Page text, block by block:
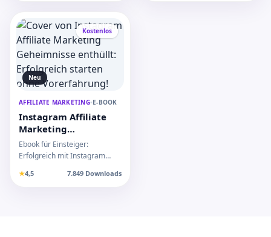
Kostenlos
Neu
AFFILIATE MARKETING•E-BOOK
Instagram Affiliate
Marketing
Geheimnisse enthüllt:
Erfolgreich starten
Ebook für Einsteiger:
Erfolgreich mit Instagram
Konto optimieren und P…
★4,5 7.849 Downloads